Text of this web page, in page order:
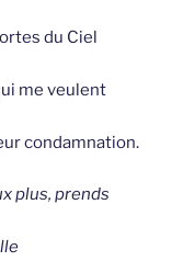
du Ciel
me veulent
condamnation.
plus, prends